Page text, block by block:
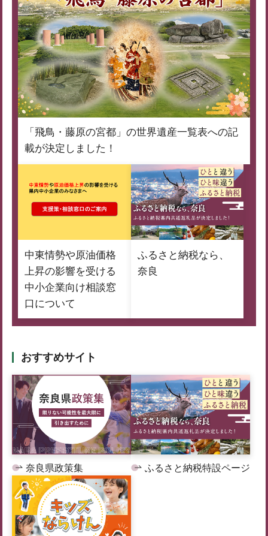
「飛鳥・藤原の宮都」の世界遺産一覧表への記
載が決定しました！
中東情勢や原油価格
上昇の影響を受ける
中小企業向け相談窓
口について
ふるさと納税なら、
奈良
おすすめサイト
奈良県政策集 ふるさと納税特設ページ